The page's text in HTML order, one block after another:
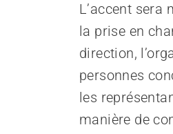
Aborder les questions de santé
Protéger l'intégrité
Accompagner en cas de
Promouvoir la santé mentale
L’accent sera
la prise en
direction,
personnes
les
manière de